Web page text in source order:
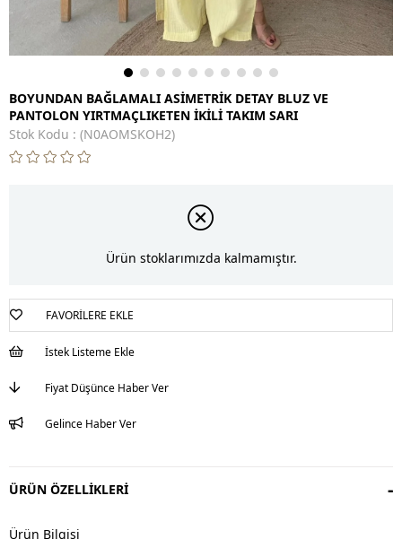
BOYUNDAN BAĞLAMALI ASİMETRİK DETAY BLUZ VE
PANTOLON YIRTMAÇLIKETEN İKİLİ TAKIM SARI
Stok Kodu
(N0AOMSKOH2)
Ürün stoklarımızda kalmamıştır.
FAVORILERE EKLE
İstek Listeme Ekle
Fiyat Düşünce Haber Ver
Gelince Haber Ver
ÜRÜN ÖZELLIKLERI
Ürün Bilgisi